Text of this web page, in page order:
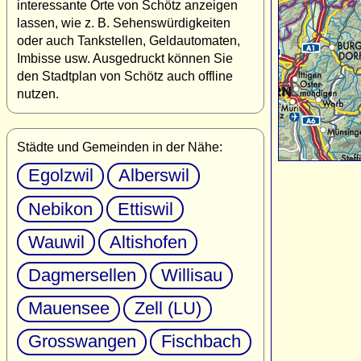
interessante Orte von Schötz anzeigen
lassen, wie z. B. Sehenswürdigkeiten
oder auch Tankstellen, Geldautomaten,
Imbisse usw. Ausgedruckt können Sie
den Stadtplan von Schötz auch offline
nutzen.
Städte und Gemeinden in der Nähe:
Egolzwil
Alberswil
Nebikon
Ettiswil
Wauwil
Altishofen
Dagmersellen
Willisau
Mauensee
Zell (LU)
Grosswangen
Fischbach